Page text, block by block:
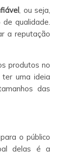
, ou seja,
qualidade.
a reputação
produtos no
uma ideia
das
o público
delas é a